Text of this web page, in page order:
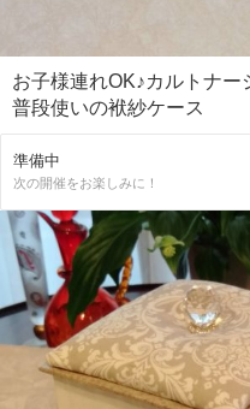
お子様連れOK♪カルトナ
普段使いの袱紗ケース
準備中
次の開催をお楽しみに！